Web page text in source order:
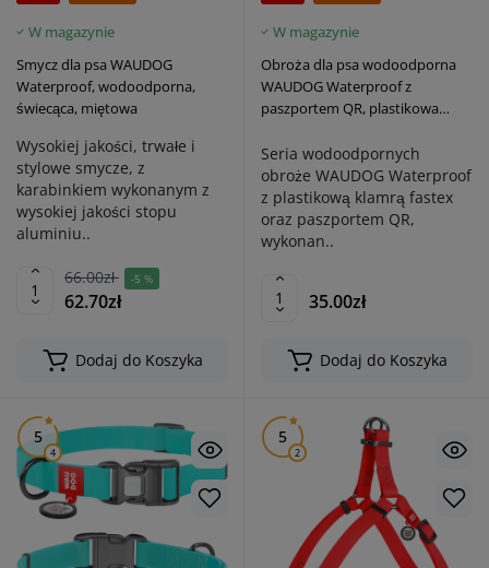
W magazynie
Smycz dla psa WAUDOG
Waterproof, wodoodporna,
świecąca, miętowa
Wysokiej jakości, trwałe i
stylowe smycze, z
karabinkiem wykonanym z
wysokiej jakości stopu
aluminiu..
66.00zł -5 %
62.70zł
Dodaj do Koszyka
W magazynie
Obroża dla psa wodoodporna
WAUDOG Waterproof z
paszportem QR, plastikowa
Seria wodoodpornych
obroże WAUDOG Waterproof
z plastikową klamrą fastex
oraz paszportem QR,
wykonan..
35.00zł
Dodaj do Koszyka
5
4
5
2